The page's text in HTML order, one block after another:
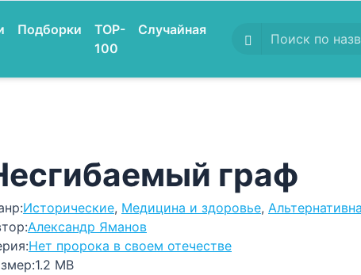
Подборки
TOP-
100
Случайная
граф
Исторические, Медицина и здоровье,
Александр Яманов
Нет пророка в своем отечестве
1.2 MB